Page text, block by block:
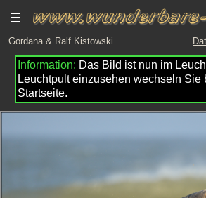
Gordana & Ralf Kistowski
Das Bild ist nun im
Leuchtpult einzusehen wechseln Sie
Startseite.